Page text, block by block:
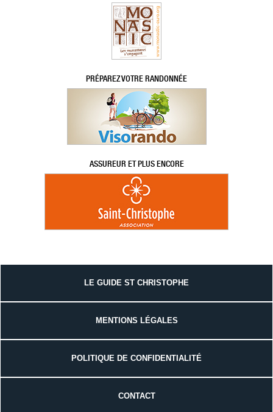
PRÉPAREZ VOTRE RANDONNÉE
ASSUREUR ET PLUS ENCORE
LE GUIDE ST CHRISTOPHE
MENTIONS LÉGALES
POLITIQUE DE CONFIDENTIALITÉ
CONTACT